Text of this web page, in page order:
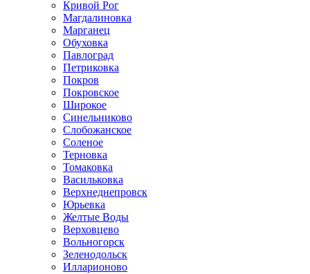
Кривой Рог
Магдалиновка
Марганец
Обуховка
Павлоград
Петриковка
Покров
Покровское
Широкое
Синельниково
Слобожанское
Соленое
Терновка
Томаковка
Васильковка
Верхнеднепровск
Юрьевка
Желтые Воды
Верховцево
Вольногорск
Зеленодольск
Илларионово